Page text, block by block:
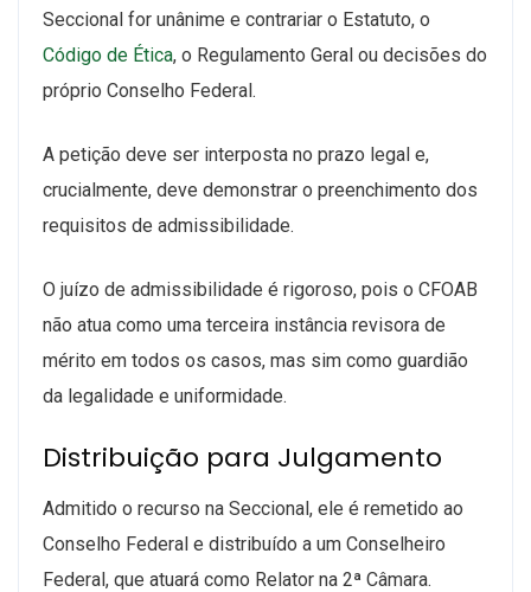
Seccional for unânime e contrariar o Estatuto, o
Código de Ética, o Regulamento Geral ou decisões do
próprio Conselho Federal.
A petição deve ser interposta no prazo legal e,
crucialmente, deve demonstrar o preenchimento dos
requisitos de admissibilidade.
O juízo de admissibilidade é rigoroso, pois o CFOAB
não atua como uma terceira instância revisora de
mérito em todos os casos, mas sim como guardião
da legalidade e uniformidade.
Distribuição para Julgamento
Admitido o recurso na Seccional, ele é remetido ao
Conselho Federal e distribuído a um Conselheiro
Federal, que atuará como Relator na 2ª Câmara.